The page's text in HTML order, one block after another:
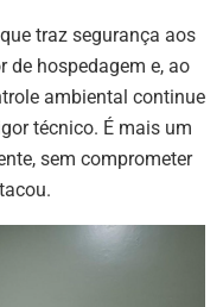
traz segurança aos
de hospedagem e, ao
ambiental continue
técnico. É mais um
sem comprometer